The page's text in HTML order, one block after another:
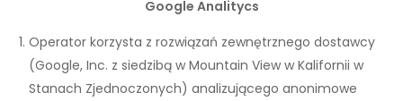
Google Analitycs
Operator korzysta z rozwiązań zewnętrznego dostawcy
(Google, Inc. z siedzibą w Mountain View w Kalifornii w
Stanach Zjednoczonych) analizującego anonimowe